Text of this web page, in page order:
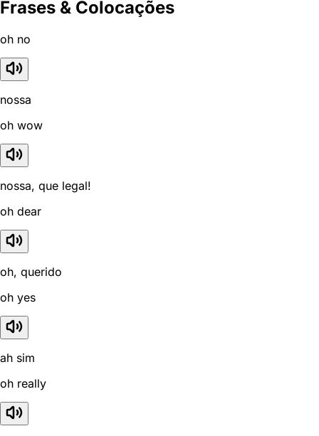
Frases & Colocações
oh no
nossa
oh wow
nossa, que legal!
oh dear
oh, querido
oh yes
ah sim
oh really